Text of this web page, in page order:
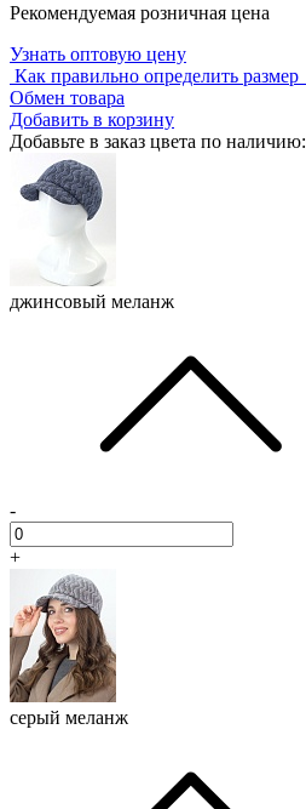
Рекомендуемая розничная цена
Узнать оптовую цену
Как правильно определить размер
Обмен товара
Добавить в корзину
Добавьте в заказ цвета по наличию:
джинсовый меланж
-
+
серый меланж